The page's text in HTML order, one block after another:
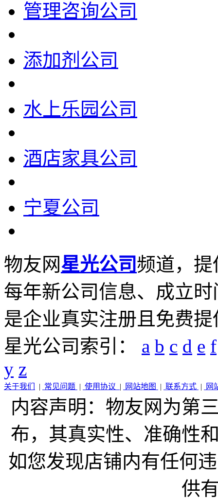
管理咨询公司
添加剂公司
水上乐园公司
酒店家具公司
宁夏公司
物友网星光公司频道，提
每年新公司信息、成立
是企业真实注册且免费提
星光公司索引： a b c d e f
y z
关于我们 | 常见问题 | 使用协议 | 网站地图 | 联系方式 | 网
内容声明：物友网为第
布，其真实性、准确性
如您发现店铺内有任何
供